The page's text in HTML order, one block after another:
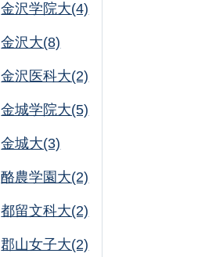
金沢学院大(4)
金沢大(8)
金沢医科大(2)
金城学院大(5)
金城大(3)
酪農学園大(2)
都留文科大(2)
郡山女子大(2)